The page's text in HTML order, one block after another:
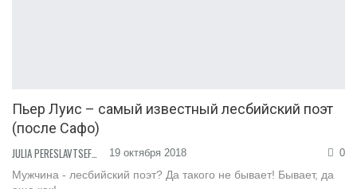
Пьер Луис – самый известный лесбийский поэт
(после Сафо)
JULIA PERESLAVTSEFF 19 октября 2018 0
Мужчина - лесбийский поэт? Да такого не бывает! Бывает, да